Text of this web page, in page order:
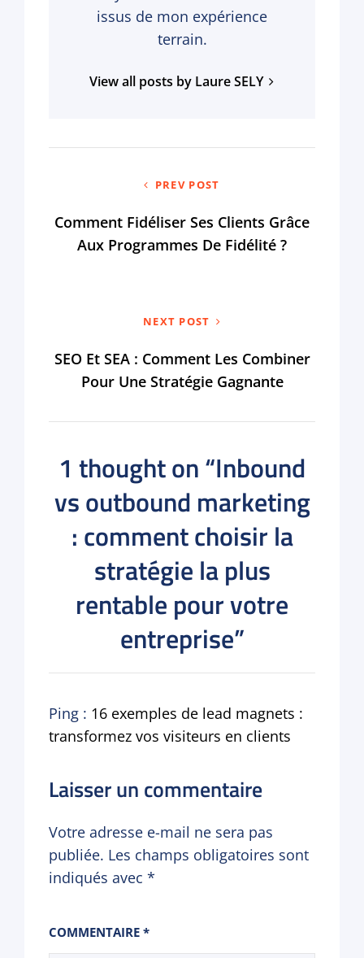
issus de mon expérience
terrain.
View all posts by Laure SELY
l’article
PREV POST
Comment Fidéliser Ses Clients Grâce
Aux Programmes De Fidélité ?
NEXT POST
SEO Et SEA : Comment Les Combiner
Pour Une Stratégie Gagnante
1 thought on “Inbound
vs outbound marketing
: comment choisir la
stratégie la plus
rentable pour votre
entreprise”
Ping : 16 exemples de lead magnets :
transformez vos visiteurs en clients
Laisser un commentaire
Votre adresse e-mail ne sera pas
publiée. Les champs obligatoires sont
indiqués avec *
COMMENTAIRE *